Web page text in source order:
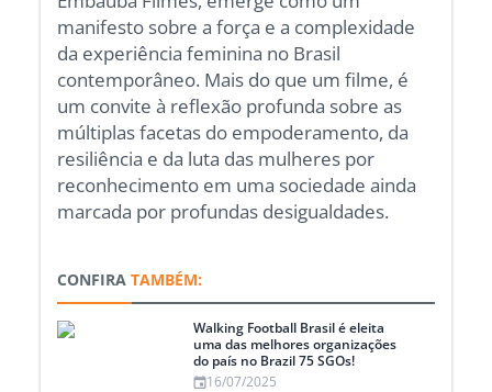
manifesto sobre a força e a complexidade
da experiência feminina no Brasil
contemporâneo. Mais do que um filme, é
um convite à reflexão profunda sobre as
múltiplas facetas do empoderamento, da
resiliência e da luta das mulheres por
reconhecimento em uma sociedade ainda
marcada por profundas desigualdades.
CONFIRA TAMBÉM:
Walking Football Brasil é eleita
uma das melhores organizações
do país no Brazil 75 SGOs!
16/07/2025